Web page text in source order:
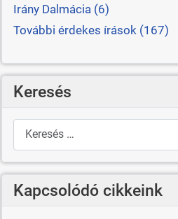
Irány Dalmácia (6)
További érdekes írások (167)
Keresés
Keresés
Kapcsolódó cikkeink